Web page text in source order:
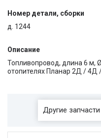
Номер детали, сборки
д. 1244
Описание
Топливопровод, длина 6 м,
отопителях Планар 2Д / 4Д
Другие